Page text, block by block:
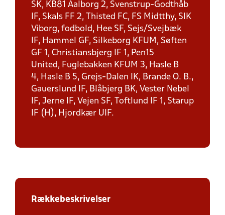
SK, KB81 Aalborg 2, Svenstrup-Godthåb
IF, Skals FF 2, Thisted FC, FS Midtthy, SIK
Viborg, fodbold, Hee SF, Sejs/Svejbæk
IF, Hammel GF, Silkeborg KFUM, Søften
GF 1, Christiansbjerg IF 1, Pen15
United, Fuglebakken KFUM 3, Hasle B
4, Hasle B 5, Grejs-Dalen IK, Brande O. B.,
Gauerslund IF, Blåbjerg BK, Vester Nebel
IF, Jerne IF, Vejen SF, Toftlund IF 1, Starup
IF (H), Hjordkær UIF.
Rækkebeskrivelser